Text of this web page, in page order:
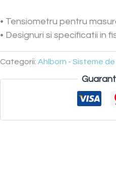
• Tensiometru pentru
• Designuri si specificatii in
Categorii: Ahlborn - Sisteme